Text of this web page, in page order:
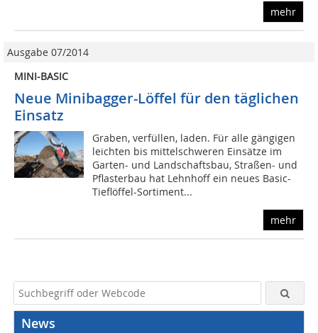
mehr
Ausgabe 07/2014
MINI-BASIC
Neue Minibagger-Löffel für den täglichen
Einsatz
Graben, verfüllen, laden. Für alle gängigen
leichten bis mittelschweren Einsätze im
Garten- und Landschaftsbau, Straßen- und
Pflasterbau hat Lehnhoff ein neues Basic-
Tieflöffel-Sortiment...
mehr
News